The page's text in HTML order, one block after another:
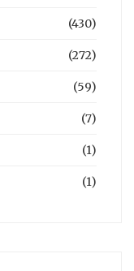
(430)
(272)
(59)
(7)
(1)
(1)